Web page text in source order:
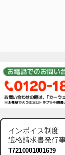
インボイス制度
適格請求書発行
T7210001001639